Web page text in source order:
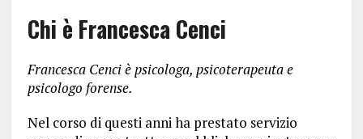
Chi è Francesca Cenci
Francesca Cenci è psicologa, psicoterapeuta e
psicologo forense.
Nel corso di questi anni ha prestato servizio